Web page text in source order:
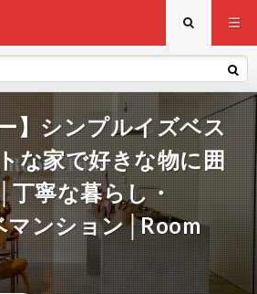
】シンプルイズベス
な家で好きな物に囲
寧な暮らし・
マンション│Room